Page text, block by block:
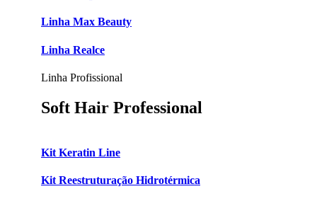
Linha Max Beauty
Linha Realce
Linha Profissional
Soft Hair Professional
Kit Keratin Line
Kit Reestruturação Hidrotérmica